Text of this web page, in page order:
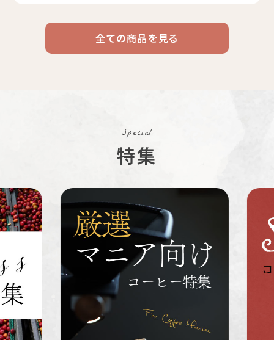
コーヒー
リキッド
コーヒー
豆・粉
デカフェ
すてきな道
生活雑貨
業務用 送料無料
ケニア
ペルー ブラジル
インドネシ
ア
グァテマラ
ホンジュラ
全ての商品を見る
Special
特集